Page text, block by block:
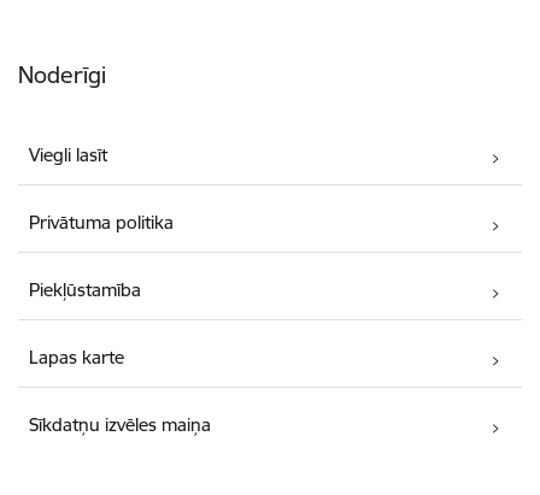
Noderīgi
Viegli lasīt
Privātuma politika
Piekļūstamība
Lapas karte
Sīkdatņu izvēles maiņa